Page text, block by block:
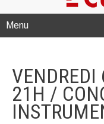
Menu
21H /